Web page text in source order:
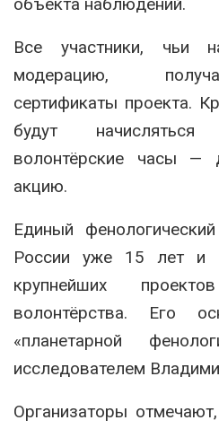
объекта наблюдений.
Все участники, чьи
модерацию,
сертификаты проекта.
будут начисляться
волонтёрские часы
акцию.
Единый
России уже 15 лет и
крупнейших
волонтёрства. Его
«планетарной
исследователем
Организаторы